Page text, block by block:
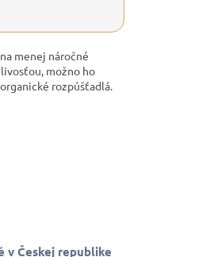
menej náročné
možno ho
rozpúšťadlá.
v Českej republike